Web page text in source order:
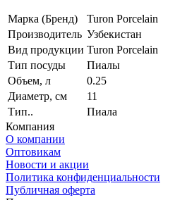
Марка (Бренд)
Turon Porcelain
Производитель Узбекистан
Вид продукции Turon Porcelain
Тип посуды
Пиалы
Объем, л
0.25
Диаметр, см
11
Тип..
Пиала
Компания
О компании
Оптовикам
Новости и акции
Политика конфиденциальности
Публичная оферта